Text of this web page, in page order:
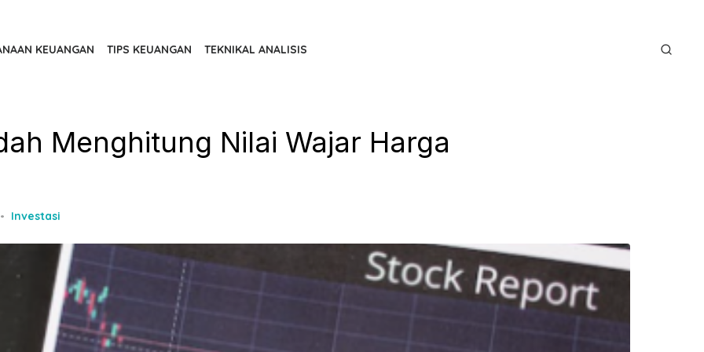
KEUANGAN TIPS KEUANGAN TEKNIKAL ANALISIS
Menghitung Nilai Wajar Harga
Investasi